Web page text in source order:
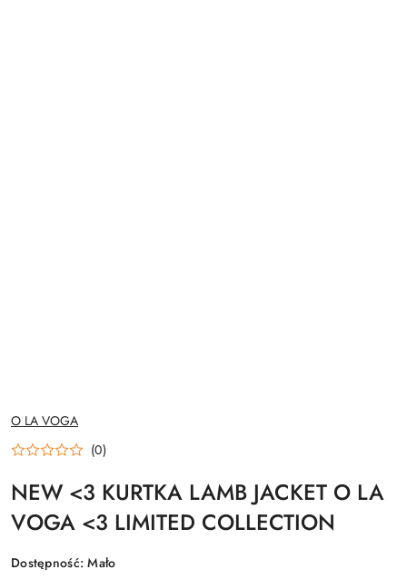
NAZWA
PRODUCENTA:
O LA VOGA
(0)
NEW <3 KURTKA LAMB JACKET O LA
VOGA <3 LIMITED COLLECTION
Dostępność:Mało